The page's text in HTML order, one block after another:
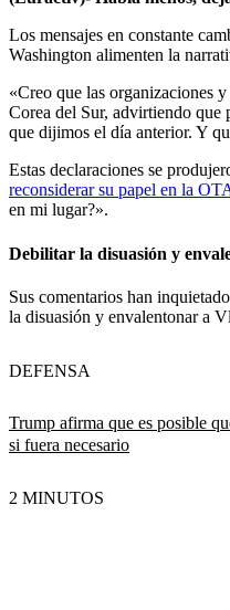
Los mensajes en constante
Washington alimenten la
«Creo que las organizaciones
Corea del Sur, advirtiendo que
que dijimos el día anterior. Y
Estas declaraciones se
reconsiderar su papel en la
en mi lugar?».
Debilitar la disuasión y
Sus comentarios han
la disuasión y envalentonar a
Trump afirma que es posible
si fuera necesario
DEFENSA
2 MINUTOS